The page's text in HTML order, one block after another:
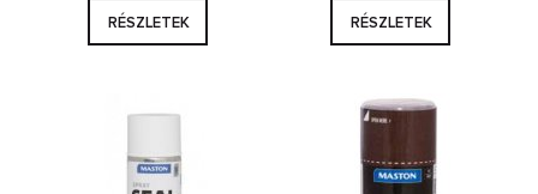
RÉSZLETEK RÉSZLETEK